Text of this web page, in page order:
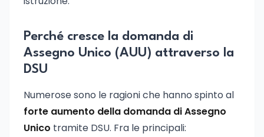
Perché cresce la domanda di
Assegno Unico (AUU) attraverso la
DSU
Numerose sono le ragioni che hanno spinto al
forte aumento della domanda di Assegno
Unico tramite DSU. Fra le principali: